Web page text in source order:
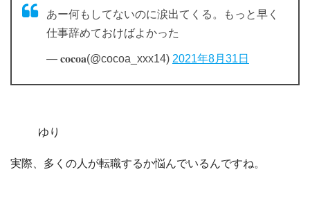
あー何もしてないのに涙出てくる。もっと早く
仕事辞めておけばよかった
— 𝐜𝐨𝐜𝐨𝐚(@cocoa_xxx14) 2021年8月31日
ゆり
実際、多くの人が転職するか悩んでいるんですね。